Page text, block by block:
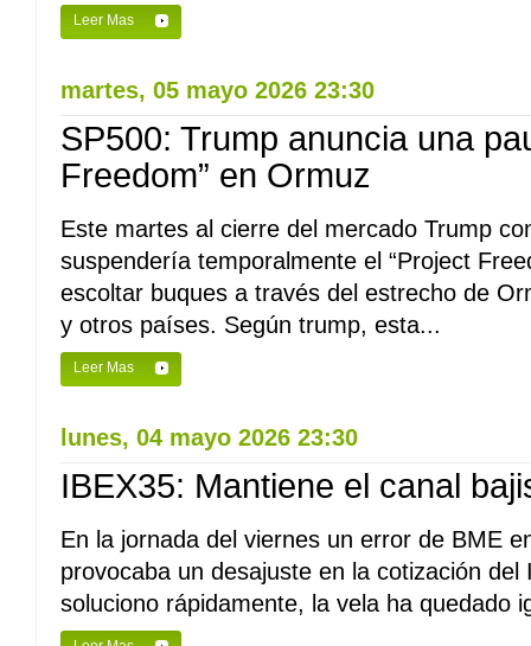
Leer Mas
martes, 05 mayo 2026 23:30
SP500: Trump anuncia una
Freedom” en Ormuz
Este martes al cierre del mercado Trump
suspendería temporalmente el “Project
escoltar buques a través del estrecho de
y otros países. Según trump, esta...
Leer Mas
lunes, 04 mayo 2026 23:30
IBEX35: Mantiene el canal
En la jornada del viernes un error de BME
provocaba un desajuste en la cotización del
soluciono rápidamente, la vela ha quedado